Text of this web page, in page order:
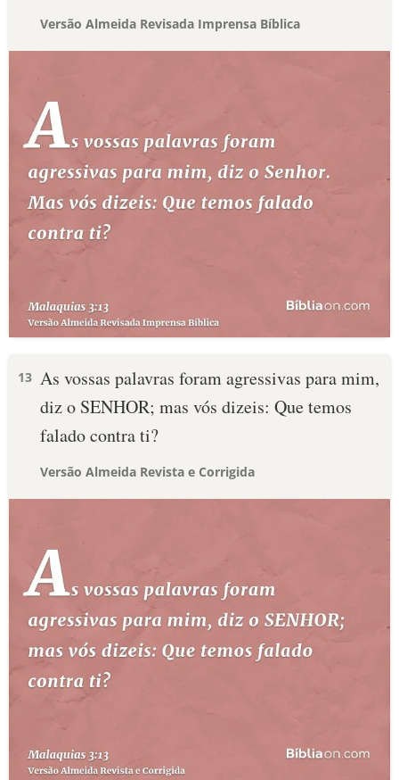
Versão Almeida Revisada Imprensa Bíblica
13 As vossas palavras foram agressivas para mim,
diz o SENHOR; mas vós dizeis: Que temos
falado contra ti?
Versão Almeida Revista e Corrigida